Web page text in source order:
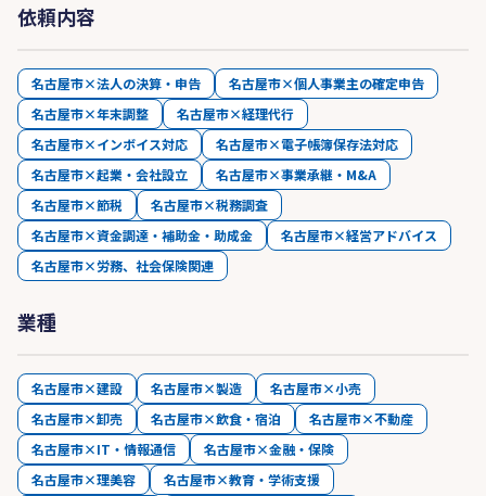
依頼内容
名古屋市×法人の決算・申告
名古屋市×個人事業主の確定申告
名古屋市×年末調整
名古屋市×経理代行
名古屋市×インボイス対応
名古屋市×電子帳簿保存法対応
名古屋市×起業・会社設立
名古屋市×事業承継・M&A
名古屋市×節税
名古屋市×税務調査
名古屋市×資金調達・補助金・助成金
名古屋市×経営アドバイス
名古屋市×労務、社会保険関連
業種
名古屋市×建設 名古屋市×製造
名古屋市×小売
名古屋市×卸売
名古屋市×飲食・宿泊
名古屋市×不動産
名古屋市×IT・情報通信
名古屋市×金融・保険
名古屋市×理美容
名古屋市×教育・学術支援